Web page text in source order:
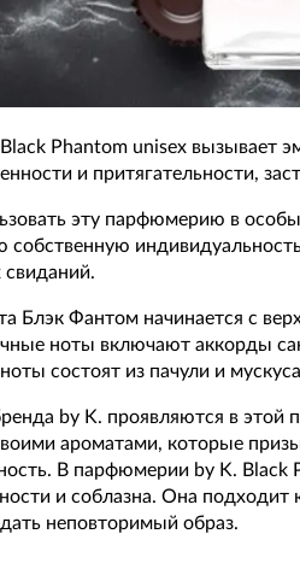
Phantom unisex вызывает
и притягательности,
эту парфюмерию в
собственную
свиданий.
Блэк Фантом начинается с
ноты включают аккорды
состоят из пачули и
by K. проявляются в этой
ароматами, которые
В парфюмерии by K. Black
и соблазна. Она
неповторимый образ.